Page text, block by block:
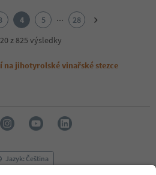
4 5 ...
28
z 825 výsledky
na jihotyrolské vinařské stezce
Jazyk: Čeština